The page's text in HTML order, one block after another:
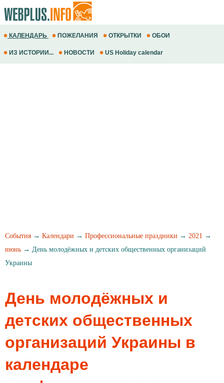
КАЛЕНДАРЬ ПОЖЕЛАНИЯ ОТКРЫТКИ ОБОИ
ИЗ ИСТОРИИ... НОВОСТИ US Holiday calendar
События → Календари → Профессиональные праздники → 2021 →
июнь → День молодёжных и детских общественных организаций
Украины
День молодёжных и
детских общественных
организаций Украины в
календаре